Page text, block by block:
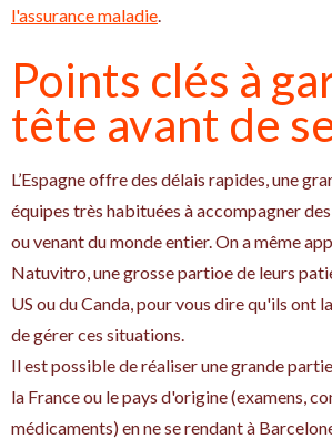
l'assurance maladie
Points clés à
tête avant de
L’Espagne offre des délais rapides, une
équipes très habituées à accompagner
ou venant du monde entier. On a même
Natuvitro, une grosse partioe de leurs
US ou du Canda, pour vous dire qu'ils ont
de gérer ces situations.
Il est possible de réaliser une grande
la France ou le pays d'origine (examens,
médicaments) en ne se rendant à